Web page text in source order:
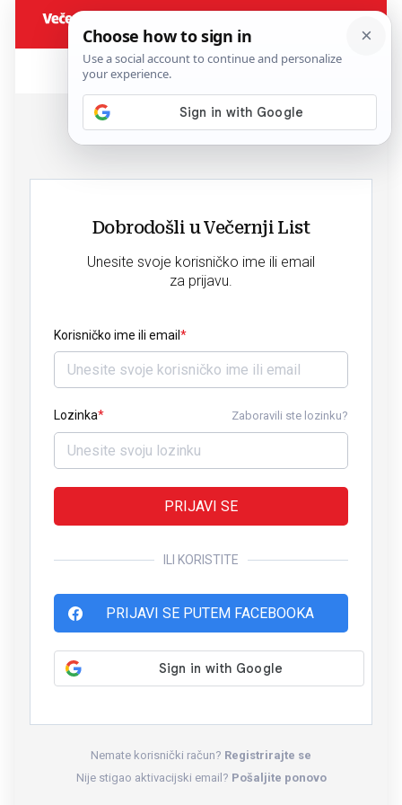
Dobrodošli u Večernji List
Unesite svoje korisničko ime ili email
za prijavu.
Korisničko ime ili email
Lozinka Zaboravili ste lozinku?
PRIJAVI SE
ILI KORISTITE
PRIJAVI SE PUTEM FACEBOOKA
Nemate korisnički račun? Registrirajte se
Nije stigao aktivacijski email? Pošaljite ponovo